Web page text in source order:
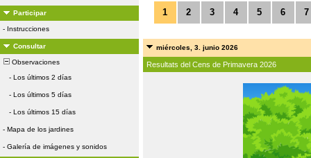
Participar
- Instrucciones
Consultar
Observaciones
- Los últimos 2 días
- Los últimos 5 días
- Los últimos 15 días
- Mapa de los jardines
- Galería de imágenes y sonidos
1 2 3 4 5 6 7
miércoles, 3. junio 2026
Resultats del Cens de Primavera 2026